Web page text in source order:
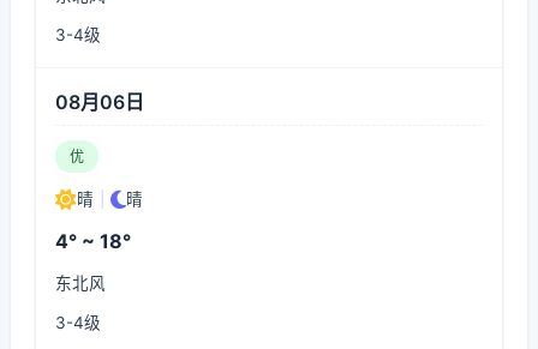
3-4级
08月06日
优
晴 晴
4° ~ 18°
东北风
3-4级